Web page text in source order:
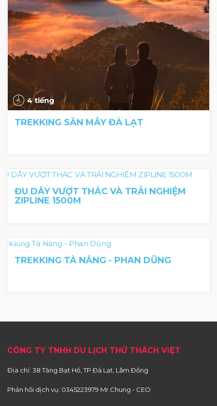
4 tiếng
TREKKING SĂN MÂY ĐÀ LẠT
ĐU DÂY VƯỢT THÁC VÀ TRẢI NGHIỆM
ZIPLINE 1500M
TREKKING TÀ NĂNG - PHAN DŨNG
CÔNG TY TNHH DU LỊCH THỬ THÁCH VIỆT
Địa chỉ: 38 Tăng Bạt Hổ, TP Đà Lạt, Lâm Đồng
Phản hồi dịch vụ: 0345223979 Mr.Chung - CEO